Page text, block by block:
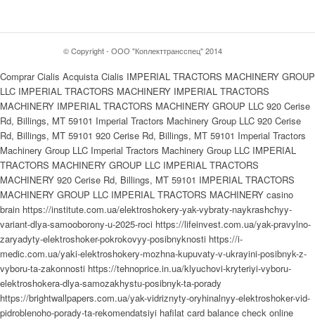
© Copyright - ООО "Коплекттрансспец" 2014
Comprar Cialis Acquista Cialis IMPERIAL TRACTORS MACHINERY GROUP
LLC IMPERIAL TRACTORS MACHINERY IMPERIAL TRACTORS
MACHINERY IMPERIAL TRACTORS MACHINERY GROUP LLC 920 Cerise
Rd, Billings, MT 59101 Imperial Tractors Machinery Group LLC 920 Cerise
Rd, Billings, MT 59101 920 Cerise Rd, Billings, MT 59101 Imperial Tractors
Machinery Group LLC Imperial Tractors Machinery Group LLC IMPERIAL
TRACTORS MACHINERY GROUP LLC IMPERIAL TRACTORS
MACHINERY 920 Cerise Rd, Billings, MT 59101 IMPERIAL TRACTORS
MACHINERY GROUP LLC IMPERIAL TRACTORS MACHINERY casino
brain https://institute.com.ua/elektroshokery-yak-vybraty-naykrashchyy-
variant-dlya-samooborony-u-2025-roci https://lifeinvest.com.ua/yak-pravylno-
zaryadyty-elektroshoker-pokrokovyy-posibnyknosti https://i-
medic.com.ua/yaki-elektroshokery-mozhna-kupuvaty-v-ukrayini-posibnyk-z-
vyboru-ta-zakonnosti https://tehnoprice.in.ua/klyuchovi-kryteriyi-vyboru-
elektroshokera-dlya-samozakhystu-posibnyk-ta-porady
https://brightwallpapers.com.ua/yak-vidriznyty-oryhinalnyy-elektroshoker-vid-
pidroblenoho-porady-ta-rekomendatsiyi hafilat card balance check online